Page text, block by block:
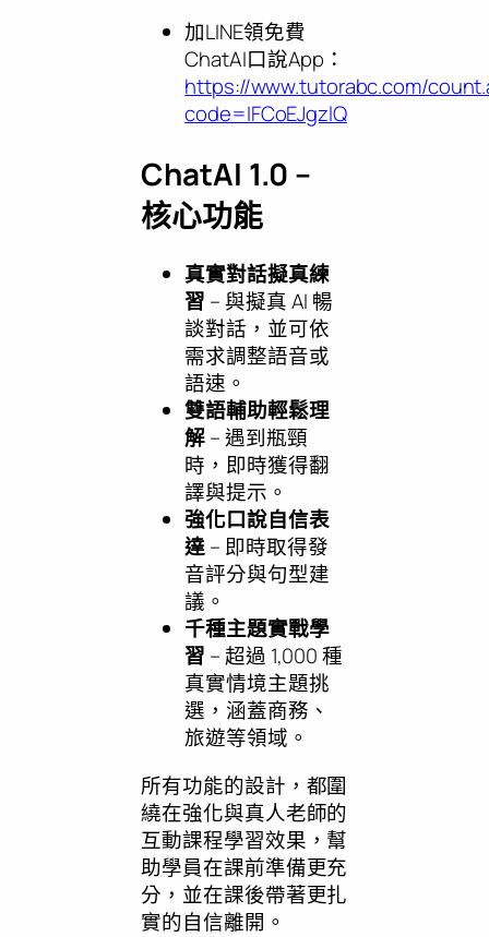
加LINE領免費
ChatAI口說App：
https://www.tutorabc.com/
code=IFCoEJgzlQ
ChatAI 1.0 –
核心功能
真實對話擬真練
習 – 與擬真 AI 暢
談對話，並可依
需求調整語音或
語速。
雙語輔助輕鬆理
解– 遇到瓶頸
時，即時獲得翻
譯與提示。
強化口說自信表
達– 即時取得發
音評分與句型建
議。
千種主題實戰學
習 – 超過 1,000 種
真實情境主題挑
選，涵蓋商務、
旅遊等領域。
所有功能的設計，都圍
繞在強化與真人老師的
互動課程學習效果，幫
助學員在課前準備更充
分，並在課後帶著更扎
實的自信離開。